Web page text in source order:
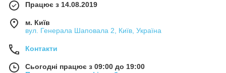
Працює з 14.08.2019
м. Київ
вул. Генерала Шаповала 2, Київ, Україна
Контакти
Сьогодні працює з 09:00 до 19:00